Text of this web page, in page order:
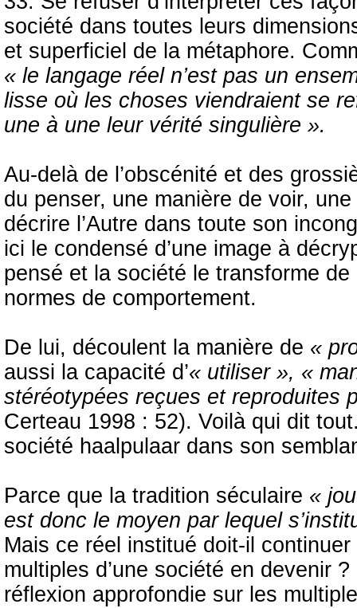
société dans toutes leurs
et superficiel de la métaphore.
« le langage réel n’est pas un
lisse où les choses viendraient se
une à une leur vérité singulière ».
Au-delà de l’obscénité et des
du penser, une manière de voir,
décrire l’Autre dans toute son
ici le condensé d’une image à
pensé et la société le transforme
normes de comportement.
De lui, découlent la manière de «
aussi la capacité d’« utiliser », «
stéréotypées reçues et reproduites
Certeau 1998 : 52). Voilà qui dit
société haalpulaar dans son
Parce que la tradition séculaire «
est donc le moyen par lequel
Mais ce réel institué doit-il
multiples d’une société en devenir
réflexion approfondie sur les